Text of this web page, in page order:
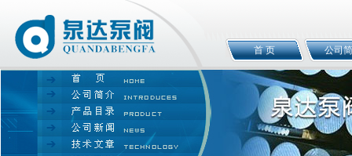
首 页 公司